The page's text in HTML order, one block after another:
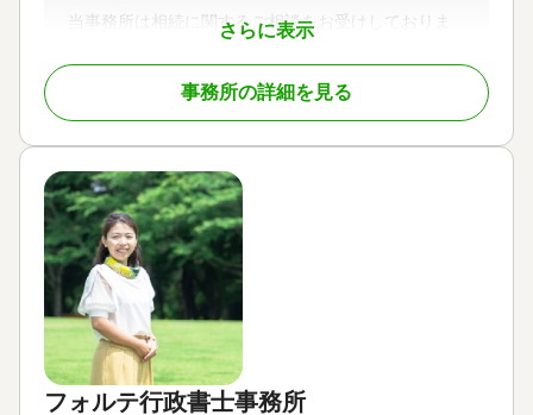
さらに表示
当事務所は相続に関するご相談をお受けしておりま
す。ご家族やご親族の未来を考える上で、相続に関
連するご不安やお悩みは尽きません。その中で私が
お手伝いさせていただけることがあれば、光栄に思
います。
トしてきた実績があります。お客様からは「安心し
て任せられた」「複雑な手続きをスムーズに進めて
くれた」と高い評価をいただいています。
相続は、人生の中で一度きりの大切な手続きです。
私たち行政書士事務所は、法律と実務に精通した専
門家として、安心してお任せいただけるサポートを
提供いたします。相続手続きに関する疑問や不安を
解消し、全力でサポートすることをお約束します。
事務所の詳細を見る
フォルテ行政書士事務所